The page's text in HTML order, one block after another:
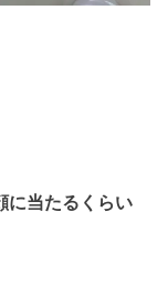
に当たるくらい